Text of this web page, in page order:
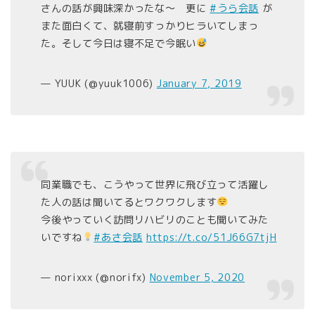
さんの話が興味深かったな〜 更に#うら会話 が
また面白くて、就寝前すっかりヒラいてしまっ
た。そして今日は寝不足で今眠い
— YUUK (@yuuk1006) January 7, 2019
同業職でも、こうやって世界に飛び立って活躍し
た人の話は聞いてるとワクワクします
今後やっていく訪問リハビリのことも聞いてみた
いですね
#あさ会話 https://t.co/51J66G7tjH
— norixxx (@norifx) November 5, 2020